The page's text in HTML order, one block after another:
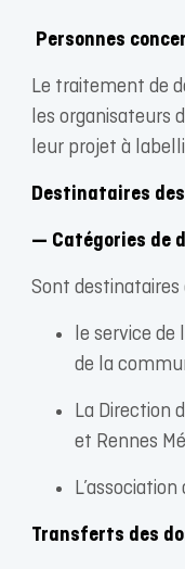
Personnes
Le traitement de
les organisateurs
leur projet à
Destinataires
— Catégories de
Sont destinataires
le service de
de la
La Direction
et Rennes
Transferts des